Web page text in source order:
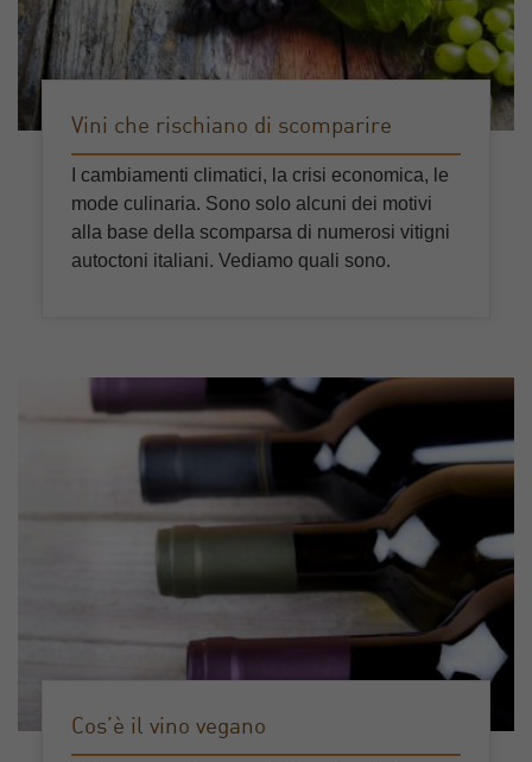
Vini che rischiano di scomparire
I cambiamenti climatici, la crisi economica, le
mode culinaria. Sono solo alcuni dei motivi
alla base della scomparsa di numerosi vitigni
autoctoni italiani. Vediamo quali sono.
Cos’è il vino vegano